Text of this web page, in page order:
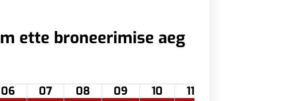
ette broneerimise aeg
06 07 08 09 10 11